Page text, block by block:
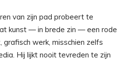
van zijn pad probeert te
kunst — in brede zin — een rode
grafisch werk, misschien zelfs
Hij lijkt nooit tevreden te zijn